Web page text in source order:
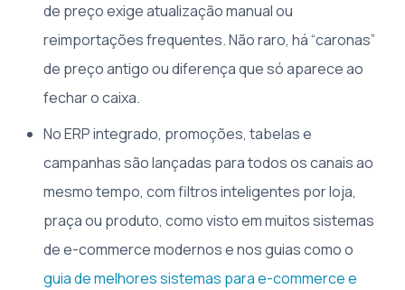
de preço exige atualização manual ou
reimportações frequentes. Não raro, há “caronas”
de preço antigo ou diferença que só aparece ao
fechar o caixa.
No ERP integrado, promoções, tabelas e
campanhas são lançadas para todos os canais ao
mesmo tempo, com filtros inteligentes por loja,
praça ou produto, como visto em muitos sistemas
de e-commerce modernos e nos guias como o
guia de melhores sistemas para e-commerce e